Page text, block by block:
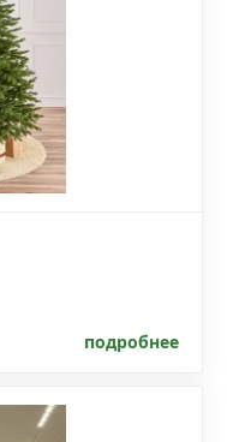
подробнее